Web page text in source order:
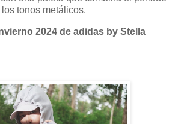
tonos metálicos.
2024 de adidas by Stella